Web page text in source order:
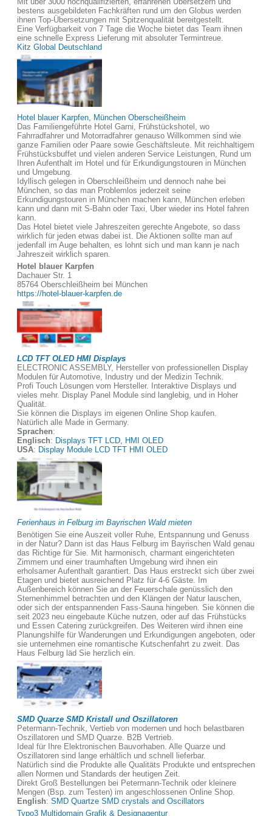
bestens ausgebildeten Fachkräften rund um den Globus werden
ihnen Top-Übersetzungen mit Spitzenqualität bereitgestellt.
Eine Verfügbarkeit von 7 Tage die Woche bietet das Team ihnen
eine schnelle Express Lieferung mit absoluter Termintreue.
Kitz Global Deutschland
Hotel blauer Karpfen, München Oberscheißheim
Das Familiengeführte Hotel Garni, Frühstückshotel, wo
Fahrradfahrer und Motorradfahrer genauso Willkommen sind wie
ganze Familien oder Paare sowie Geschäftsleute. Mit reichhaltigem
Frühstücksbuffet und vielen anderen Service Leistungen, Rund um
Ihren Aufenthalt im Hotel und für Erkundigungstouren in München
und Umgebung.
Idyllisch gelegen in Oberschleißheim und dennoch nahe bei
München, so das man Problemlos jederzeit seine
Erkundigungstouren in München machen kann, München erleben
kann und dann mit S-Bahn oder Taxi, Uber wieder ins Hotel fahren
kann.
Das Hotel bietet viele Jahreszeiten gerechte Angebote, so dass
wirklich für jeden etwas dabei ist. Die Aktionen sollte man auf
jedenfall im Auge behalten, es lohnt sich und man kann je nach
Jahreszeit wirklich sparen.
Hotel blauer Karpfen
Dachauer Str. 1
85764 Oberschleißheim bei München
https://hotel-blauer-karpfen.de
LCD TFT OLED HMI Displays
ELECTRONIC ASSEMBLY, Hersteller von professionellen Display
Modulen für Automotive, Industry und der Medizin Technik.
Profi Touch Lösungen vom Hersteller. Interaktive Displays und
vieles mehr. Display Panel Module sind langlebig, und in Hoher
Qualität.
Sie können die Displays im eigenen Online Shop kaufen.
Natürlich alle Made in Germany.
Sprachen:
Englisch: Displays TFT LCD, HMI OLED
USA: Display Module LCD TFT HMI OLED
Ferienhaus in Felburg im Bayrischen Wald mieten
Benötigen Sie eine Auszeit voller Ruhe, Entspannung und Genuss
in der Natur? Dann ist das Haus Felburg im Bayrischen Wald genau
das Richtige für Sie. Mit harmonisch, charmant eingerichteten
Zimmern und einer traumhaften Umgebung wird ihnen ein
erholsamer Aufenthalt garantiert. Das Haus erstreckt sich über zwei
Etagen und bietet ausreichend Platz für 4-6 Gäste. Im
Außenbereich können Sie an der Feuerschale genüsslich den
Sternenhimmel betrachten und den Klängen der Natur lauschen,
oder sich der entspannenden Fass-Sauna hingeben. Sie können die
seit 2023 neu eingebaute Küche nutzen, oder auf das Frühstücks
und Essen Catering zurückgreifen. Des Weiteren wird ihnen eine
Planungshilfe für Wanderungen und Erkundigungen angeboten, oder
sie unternehmen eine romantische Kutschenfahrt zu zweit. Das
Haus Felburg läd Sie herzlich ein.
SMD Quarze SMD Kristall und Oszillatoren
Petermann-Technik, Vertieb von modernen und hoch belastbaren
Oszillatoren und SMD Quarze. B2B Vertrieb.
Ideal für Ihre Elektronischen Bauvorhaben. Alle Quarze und
Oszillatoren sind lange erhältlich und schnell lieferbar.
Natürlich sind die Produkte alle Qualitäts Produkte und entsprechen
allen Normen und Standards der heutigen Zeit.
Direkt Groß Bestellungen bei Petermann-Technik oder kleinere
Mengen (Bsp. zum Testen) im angeschlossenen Online Shop.
English: SMD Quartze SMD crystals and Oscillators
Typo3 Multidomain Grafik & Designagentur